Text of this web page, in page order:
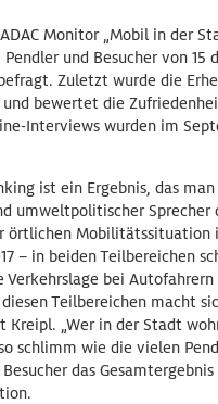
Monitor „Mobil in der
und Besucher von
Zuletzt wurde die
bewertet die
Interviews wurden im
ist ein Ergebnis, das
umweltpolitischer Sprecher
örtlichen
– in beiden Teilbereichen
bei
Teilbereichen macht
Kreipl. „Wer in der Stadt
schlimm wie die vielen
das